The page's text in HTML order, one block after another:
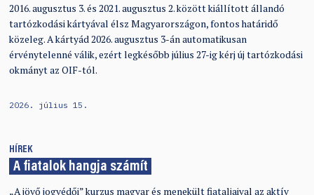
2016. augusztus 3. és 2021. augusztus 2. között kiállított állandó
tartózkodási kártyával élsz Magyarországon, fontos határidő
közeleg. A kártyád 2026. augusztus 3-án automatikusan
érvénytelenné válik, ezért legkésőbb július 27-ig kérj új tartózkodási
okmányt az OIF-tól.
2026. július 15.
HÍREK
A fiatalok hangja számít
„A jövő jogvédői” kurzus magyar és menekült fiataljaival az aktív